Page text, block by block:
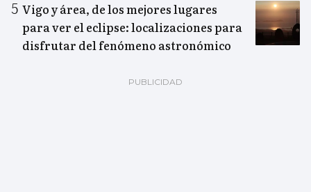
Vigo y área, de los mejores lugares
para ver el eclipse: localizaciones para
disfrutar del fenómeno astronómico